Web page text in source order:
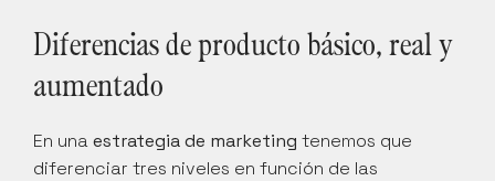
Diferencias de producto básico, real y
aumentado
En una estrategia de marketing tenemos que
diferenciar tres niveles en función de las